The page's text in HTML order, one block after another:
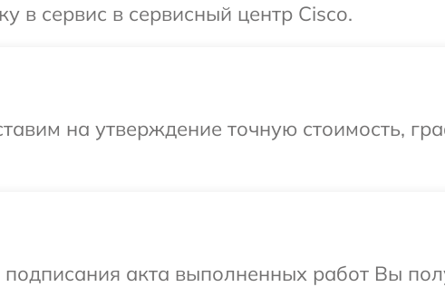
в сервис в сервисный центр Cisco.
на утверждение точную стоимость,
подписания акта выполненных работ Вы